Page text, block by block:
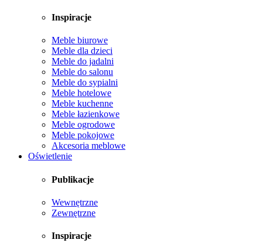
Inspiracje
Meble biurowe
Meble dla dzieci
Meble do jadalni
Meble do salonu
Meble do sypialni
Meble hotelowe
Meble kuchenne
Meble łazienkowe
Meble ogrodowe
Meble pokojowe
Akcesoria meblowe
Oświetlenie
Publikacje
Wewnętrzne
Zewnętrzne
Inspiracje